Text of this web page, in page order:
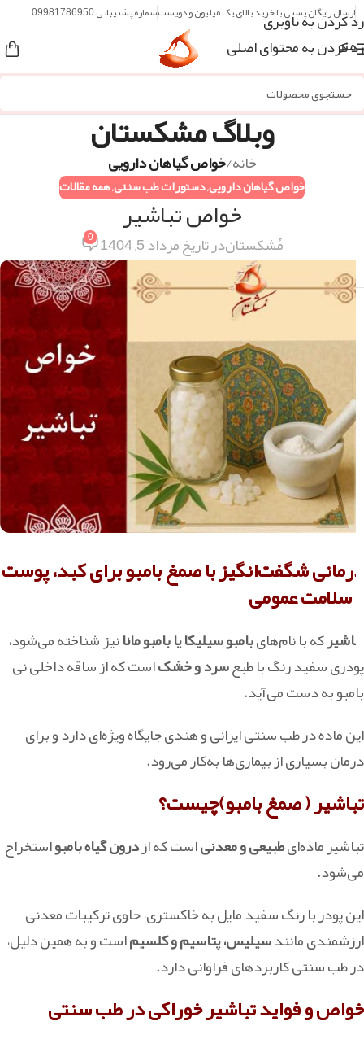
رد کردن به ناوبری
رد کردن به محتوای اصلی
ارسال رایگان پستی با خرید بالای یک میلیون و دویستشماره پشتیبانی 09981786950
منو
وبلاگ مشکستان
خانه/خواص گیاهان دارویی
خواص گیاهان دارویی,دستورات طب سنتی,همه مقالات
خواص تباشیر
مُشکستاندر تاریخ مرداد 5, 1404 0
درمانی شگفت‌انگیز با صمغ بامبو برای کبد، پوست
و سلامت عمومی
تباشیرکه با نام‌هایبامبو سیلیکا یا بامبو مانانیز شناخته می‌شود،
پودری سفید رنگ با طبعسرد و خشکاست که از ساقه داخلی نی
بامبو به‌ دست می‌آید.
این ماده در طب سنتی ایرانی و هندی جایگاه ویژه‌ای دارد و برای
درمان بسیاری از بیماری‌ها به‌کار می‌رود.
تباشیر ( صمغ بامبو)چیست؟
تباشیر ماده‌ایطبیعی و معدنیاست که ازدرون گیاه بامبواستخراج
می‌شود.
این پودر با رنگ سفید مایل به خاکستری، حاوی ترکیبات معدنی
ارزشمندی مانندسیلیس، پتاسیم و کلسیماست و به‌ همین دلیل،
در طب سنتی کاربردهای فراوانی دارد.
خواص و فواید تباشیر خوراکی در طب سنتی